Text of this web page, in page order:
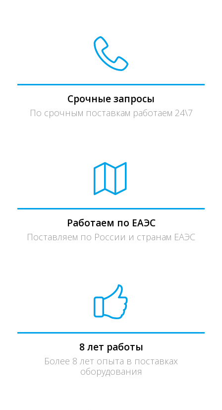
Срочные запросы
По срочным поставкам работаем 24\7
Работаем по ЕАЭС
Поставляем по России и странам ЕАЭС
8 лет работы
Более 8 лет опыта в поставках
оборудования